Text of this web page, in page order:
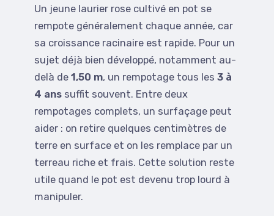
Un jeune laurier rose cultivé en pot se
rempote généralement chaque année, car
sa croissance racinaire est rapide. Pour un
sujet déjà bien développé, notamment au-
delà de 1,50 m, un rempotage tous les 3 à
4 ans suffit souvent. Entre deux
rempotages complets, un surfaçage peut
aider : on retire quelques centimètres de
terre en surface et on les remplace par un
terreau riche et frais. Cette solution reste
utile quand le pot est devenu trop lourd à
manipuler.